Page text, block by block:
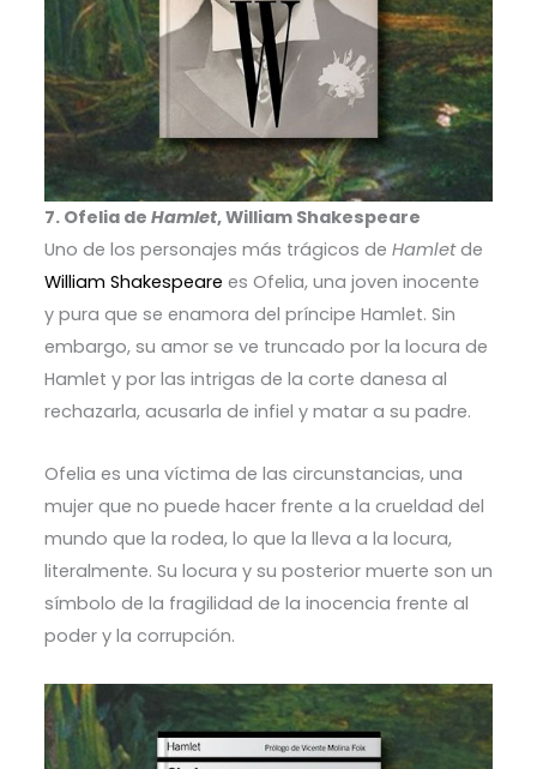
7. Ofelia de Hamlet, William Shakespeare
Uno de los personajes más trágicos de Hamletde
William Shakespeare es Ofelia, una joven inocente
y pura que se enamora del príncipe Hamlet. Sin
embargo, su amor se ve truncado por la locura de
Hamlet y por las intrigas de la corte danesa al
rechazarla, acusarla de infiel y matar a su padre.
Ofelia es una víctima de las circunstancias, una
mujer que no puede hacer frente a la crueldad del
mundo que la rodea, lo que la lleva a la locura,
literalmente. Su locura y su posterior muerte son un
símbolo de la fragilidad de la inocencia frente al
poder y la corrupción.